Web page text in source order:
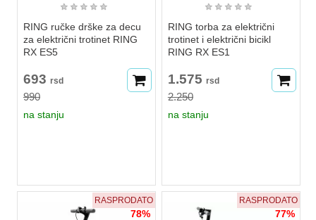
★ ★ ★ ★ ★
RING ručke drške za decu
za električni trotinet RING
RX ES5
693 rsd
990
na stanju
★ ★ ★ ★ ★
RING torba za električni
trotinet i električni bicikl
RING RX ES1
1.575 rsd
2.250
na stanju
RASPRODATO
78%
RASPRODATO
77%